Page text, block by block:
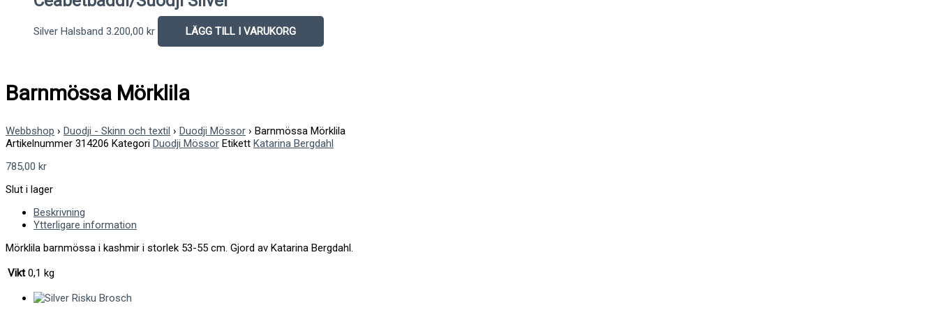
Silver Halsband 3.200,00 kr LÄGG TILL I VARUKORG
Barnmössa Mörklila
Webbshop › Duodji - Skinn och textil › Duodji Mössor › Barnmössa Mörklila
Artikelnummer 314206 Kategori Duodji Mössor Etikett Katarina Bergdahl
785,00 kr
Slut i lager
Beskrivning
Ytterligare information
Mörklila barnmössa i kashmir i storlek 53-55 cm. Gjord av Katarina Bergdahl.
Vikt 0,1 kg